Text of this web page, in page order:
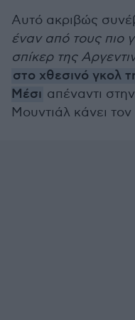
Αυτό ακριβώς
έναν από τους πιο
σπίκερ της
στο χθεσινό γκολ
Μέσι απέναντι
Μουντιάλ κάνει